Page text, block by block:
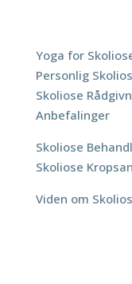
Yoga for
Personlig
Skoliose
Anbefalinger
Skoliose
Skoliose
Viden om